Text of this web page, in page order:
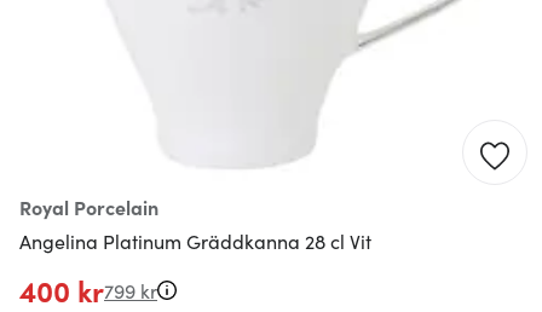
Royal Porcelain
Angelina Platinum Gräddkanna 28 cl Vit
400 kr799 kr